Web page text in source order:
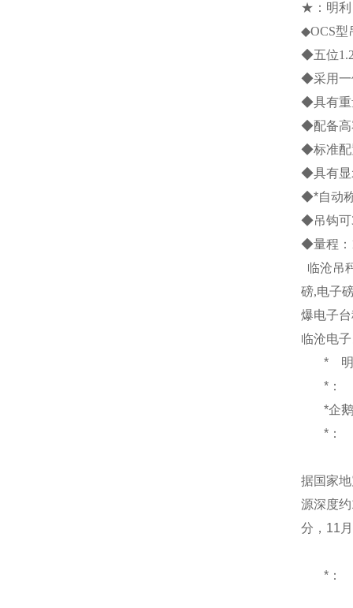
★：明利
◆OCS型
◆五位
◆采用一
◆具有重
◆配备高
◆标准配
◆具有显
◆*自动
◆吊钩可
◆量程：
临沧吊
磅,电子
爆电子
临沧电
*
*：
*企
*：
据国家
源深度约
分 ， 11 月
*：